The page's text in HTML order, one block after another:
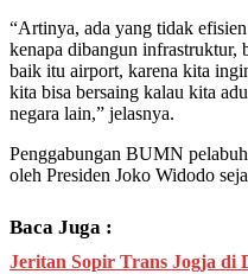
“Artinya, ada yang tidak
kenapa dibangun infrastruktur,
baik itu airport, karena kita
kita bisa bersaing kalau kita
negara lain,” jelasnya.
Penggabungan BUMN
oleh Presiden Joko Widodo
Baca Juga :
Jeritan Sopir Trans Jogja di